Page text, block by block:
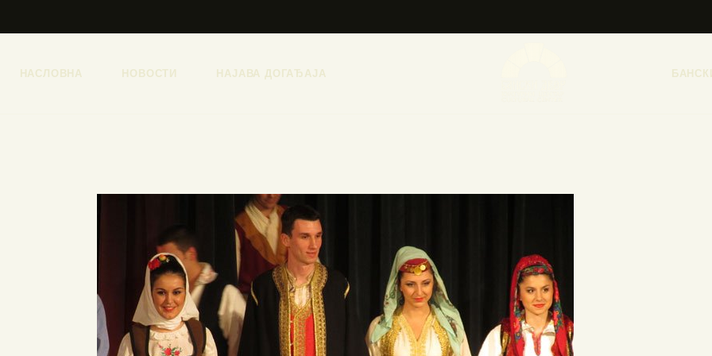
НАСЛОВНА НОВОСТИ НАЈАВА ДОГАЂАЈА
ФОТОГРАФИЈЕ
КОНТАКТ